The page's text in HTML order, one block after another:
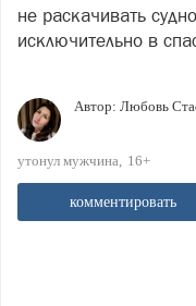
не раскачивать
исключительно в
Автор: Любовь
утонул мужчина 16+
комментировать